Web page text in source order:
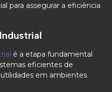
para assegurar a eficiência
é a etapa fundamental
eficientes de
em ambientes